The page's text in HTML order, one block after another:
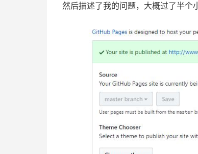
然后描述了我的问题，大概过了半个